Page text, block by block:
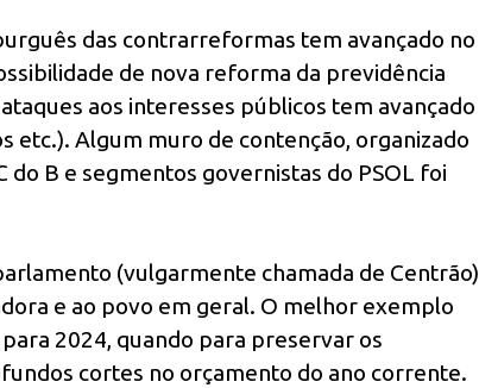
das contrarreformas tem avançado no
de nova reforma da previdência
aos interesses públicos tem avançado
etc.). Algum muro de contenção, organizado
do B e segmentos governistas do PSOL foi
(vulgarmente chamada de Centrão)
e ao povo em geral. O melhor exemplo
2024, quando para preservar os
cortes no orçamento do ano corrente.